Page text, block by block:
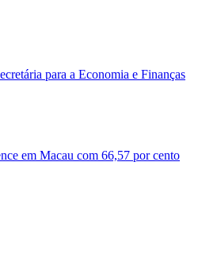
para a Economia e Finanças
em Macau com 66,57 por cento